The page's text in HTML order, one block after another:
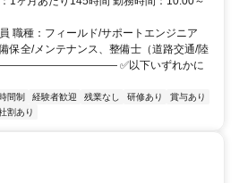
職種：フィールド/サポートエンジニア
保全/メンテナンス、整備士（道路交通/陸
✅以下いずれかに
間制 経験者歓迎 残業なし 研修あり
賞与あり
割あり